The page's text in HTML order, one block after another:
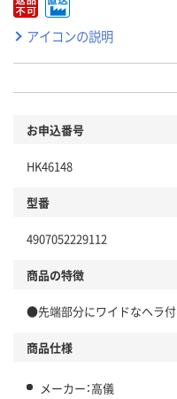
アイコンの説明
お申込番号
HK46148
型番
4907052229112
商品の特徴
●先端部分にワイドなヘラ付
商品仕様
メーカー：高儀